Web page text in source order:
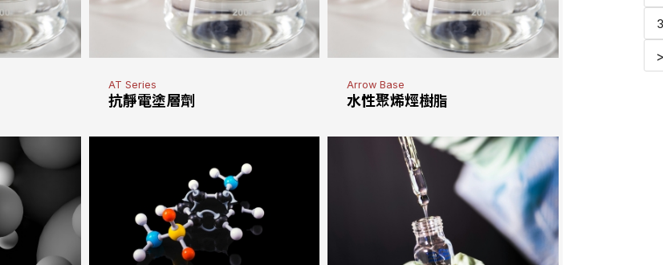
AT Series
抗靜電塗層劑
Arrow Base
水性聚烯烴樹脂
3